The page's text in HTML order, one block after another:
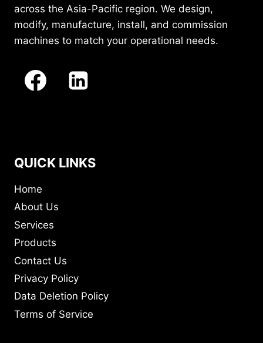
across the Asia-Pacific region. We design,
modify, manufacture, install, and commission
machines to match your operational needs.
QUICK LINKS
Home
About Us
Services
Products
Contact Us
Privacy Policy
Data Deletion Policy
Terms of Service